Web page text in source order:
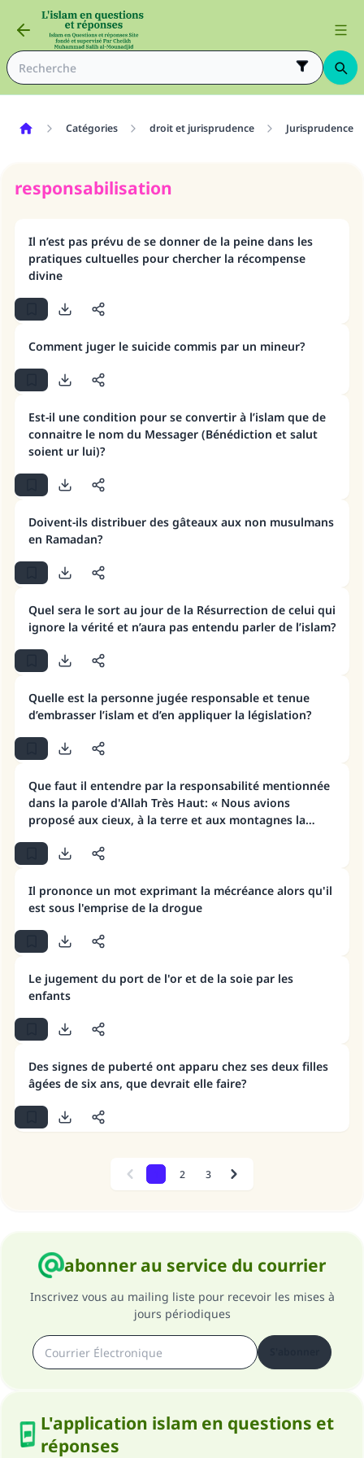
Catégories droit et jurisprudence Jurisprudence
responsabilisation
Il n’est pas prévu de se donner de la peine dans les
pratiques cultuelles pour chercher la récompense
divine
Comment juger le suicide commis par un mineur?
Est-il une condition pour se convertir à l’islam que de
connaitre le nom du Messager (Bénédiction et salut
soient ur lui)?
Doivent-ils distribuer des gâteaux aux non musulmans
en Ramadan?
Quel sera le sort au jour de la Résurrection de celui qui
ignore la vérité et n’aura pas entendu parler de l’islam?
Quelle est la personne jugée responsable et tenue
d’embrasser l’islam et d’en appliquer la législation?
Que faut il entendre par la responsabilité mentionnée
dans la parole d'Allah Très Haut: « Nous avions
proposé aux cieux, à la terre et aux montagnes la
d'éviter le mal).
Il prononce un mot exprimant la mécréance alors qu'il
est sous l'emprise de la drogue
Le jugement du port de l'or et de la soie par les
enfants
Des signes de puberté ont apparu chez ses deux filles
âgées de six ans, que devrait elle faire?
Previous 2 3 Next
abonner au service du courrier
Inscrivez vous au mailing liste pour recevoir les mises à
jours périodiques
L'application islam en questions et
réponses
Faites une différence dans la vie de
millions de personnes grâce à votre
contribution
Aidez nous à apporter des réponses.
"Celui qui indique une bonne action obtient la
même récompense que celui qui le fait."